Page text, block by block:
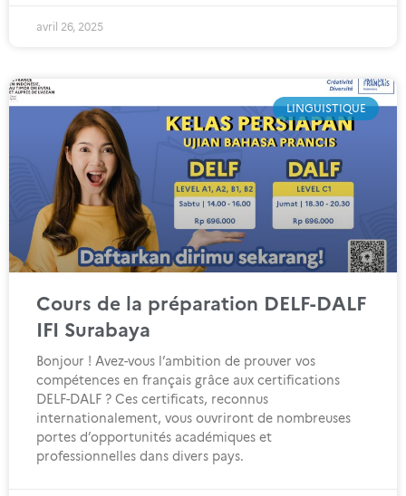
avril 26, 2025
LINGUISTIQUE
Cours de la préparation DELF-DALF
IFI Surabaya
Bonjour ! Avez-vous l’ambition de prouver vos
compétences en français grâce aux certifications
DELF-DALF ? Ces certificats, reconnus
internationalement, vous ouvriront de nombreuses
portes d’opportunités académiques et
professionnelles dans divers pays.